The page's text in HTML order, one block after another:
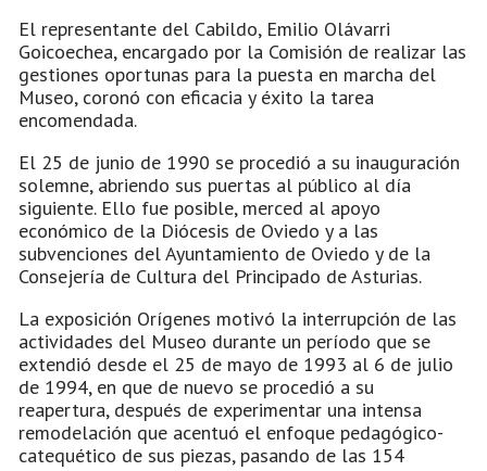
El representante del Cabildo, Emilio Olávarri
Goicoechea, encargado por la Comisión de realizar las
gestiones oportunas para la puesta en marcha del
Museo, coronó con eficacia y éxito la tarea
encomendada.
El 25 de junio de 1990 se procedió a su inauguración
solemne, abriendo sus puertas al público al día
siguiente. Ello fue posible, merced al apoyo
económico de la Diócesis de Oviedo y a las
subvenciones del Ayuntamiento de Oviedo y de la
Consejería de Cultura del Principado de Asturias.
La exposición Orígenes motivó la interrupción de las
actividades del Museo durante un período que se
extendió desde el 25 de mayo de 1993 al 6 de julio
de 1994, en que de nuevo se procedió a su
reapertura, después de experimentar una intensa
remodelación que acentuó el enfoque pedagógico-
catequético de sus piezas, pasando de las 154